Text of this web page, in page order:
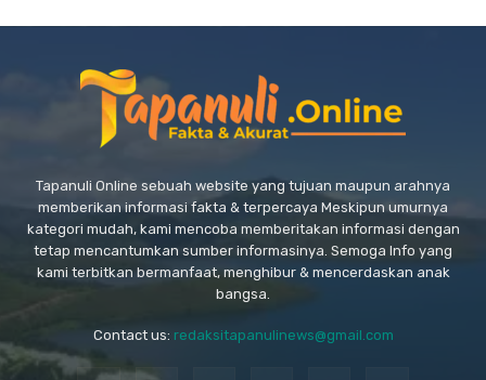
Tapanuli Online sebuah website yang tujuan maupun arahnya
memberikan informasi fakta & terpercaya Meskipun umurnya
kategori mudah, kami mencoba memberitakan informasi dengan
tetap mencantumkan sumber informasinya. Semoga Info yang
kami terbitkan bermanfaat, menghibur & mencerdaskan anak
bangsa.
Contact us: redaksitapanulinews@gmail.com